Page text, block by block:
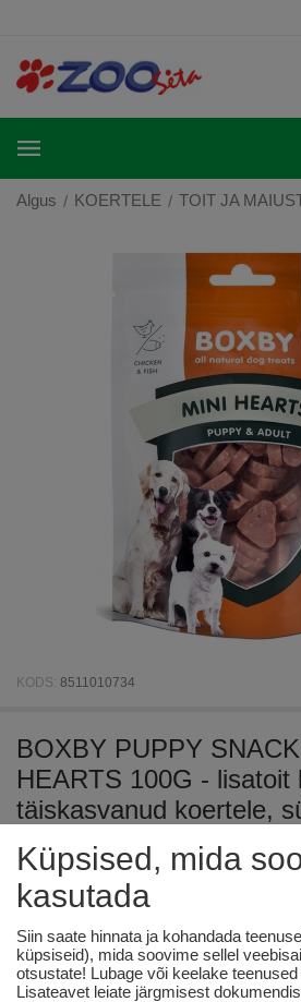
Algus / KOERTELE / TOIT JA
KODS: 8511010734
BOXBY PUPPY
HEARTS 100G - lisatoit
täiskasvanud koertele,
küpsised kanaliha ja
Saadavus: 406 tk. tarnija laos
€352
Küpsised, mida
kasutada
Siin saate hinnata ja kohandada
küpsiseid), mida soovime sellel
otsustate! Lubage või keelake
Lisateavet leiate järgmisest